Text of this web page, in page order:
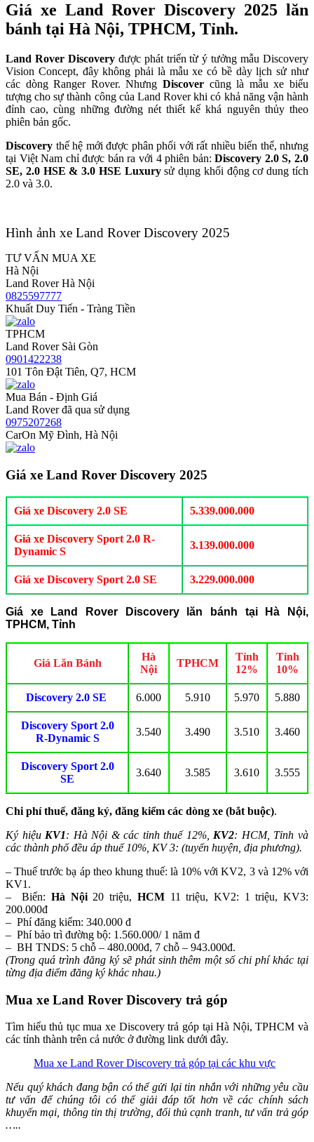
Discovery
2025
Giá xe Land Rover Discovery 2025 lăn
bánh tại Hà Nội, TPHCM, Tỉnh.
Land Rover Discovery được phát triển từ ý tưởng mẫu Discovery
Vision Concept, đây không phải là mẫu xe có bề dày lịch sử như
các dòng Ranger Rover. Nhưng Discover cũng là mẫu xe biểu
tượng cho sự thành công của Land Rover khi có khả năng vận hành
đỉnh cao, cùng những đường nét thiết kế khá nguyên thủy theo
phiên bản gốc.
Discovery thế hệ mới được phân phối với rất nhiều biến thể, nhưng
tại Việt Nam chỉ được bán ra với 4 phiên bản:Discovery 2.0 S, 2.0
SE, 2.0 HSE & 3.0 HSE Luxurysử dụng khối động cơ dung tích
2.0 và 3.0.
Hình ảnh xe Land Rover Discovery 2025
TƯ VẤN MUA XE
Hà Nội
Land Rover Hà Nội
0825597777
Khuất Duy Tiến - Tràng Tiền
TPHCM
Land Rover Sài Gòn
0901422238
101 Tôn Đật Tiên, Q7, HCM
Mua Bán - Định Giá
Land Rover đã qua sử dụng
0975207268
CarOn Mỹ Đình, Hà Nội
Giá xe Land Rover Discovery 2025
Giá xe Discovery 2.0 SE 5.339.000.000
Giá xe Discovery Sport 2.0 R-
Dynamic S
3.139.000.000
Giá xe Discovery Sport 2.0 SE 3.229.000.000
Giá xe Land Rover Discovery lăn bánh tại Hà Nội,
TPHCM, Tỉnh
Giá Lăn Bánh
Hà
Nội
TPHCM
Tỉnh
12%
Tỉnh
10%
Discovery 2.0 SE 6.000 5.910 5.970 5.880
Discovery Sport 2.0
R-Dynamic S
3.540 3.490 3.510 3.460
Discovery Sport 2.0
SE
3.640 3.585 3.610 3.555
Chi phí thuế, đăng ký, đăng kiểm các dòng xe (bắt buộc).
Ký hiệu KV1: Hà Nội & các tỉnh thuế 12%, KV2: HCM, Tỉnh và
các thành phố đều áp thuế 10%, KV 3: (tuyến huyện, địa phương).
– Thuế trước bạ áp theo khung thuế: là 10% với KV2, 3 và 12% với
KV1.
– Biển:Hà Nội20 triệu, HCM11 triệu, KV2: 1 triệu, KV3:
200.000đ
– Phí đăng kiểm: 340.000 đ
– Phí bảo trì đường bộ: 1.560.000/ 1 năm đ
– BH TNDS: 5 chỗ – 480.000đ, 7 chỗ – 943.000đ.
(Trong quá trình đăng ký sẽ phát sinh thêm một số chi phí khác tại
từng địa điểm đăng ký khác nhau.)
Mua xe Land Rover Discovery trả góp
Tìm hiểu thủ tục mua xe Discovery trả góp tại Hà Nội, TPHCM và
các tỉnh thành trên cả nước ở đường link dưới đây.
Mua xe Land Rover Discovery trả góp tại các khu vực
Nếu quý khách đang bận có thể gửi lại tin nhắn với những yêu cầu
tư vấn để chúng tôi có thể giải đáp tốt hơn về các chính sách
khuyến mại, thông tin thị trường, đối thủ cạnh tranh, tư vấn trả góp
…..